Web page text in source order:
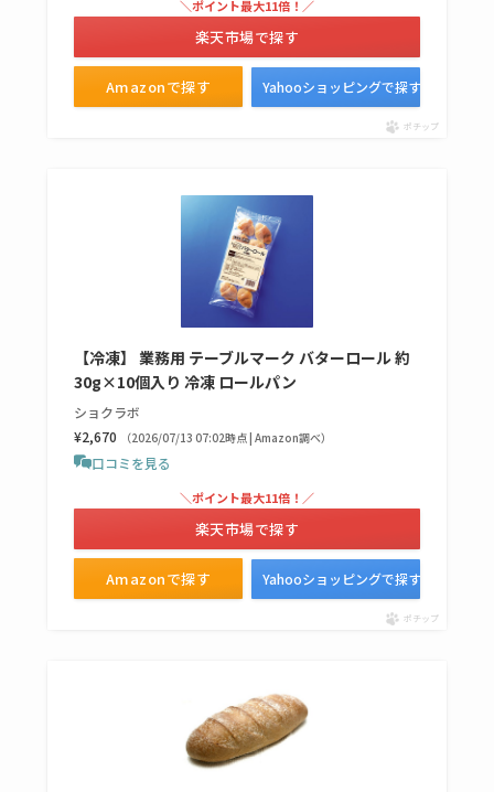
は？代わりの代用品
も調査
クランベリージュー
スはコンビニで売っ
も調査
Amazonで探す
＼ポイント最大11倍！／
楽天市場で探す
Yahooショッピングで探す
ポチップ
【冷凍】 業務用 テーブルマーク バターロール 約
30g×10個入り 冷凍 ロールパン
ショクラボ
¥2,670
（2026/07/13 07:02時点 | Amazon調べ）
口コミを見る
Amazonで探す
＼ポイント最大11倍！／
楽天市場で探す
Yahooショッピングで探す
ポチップ